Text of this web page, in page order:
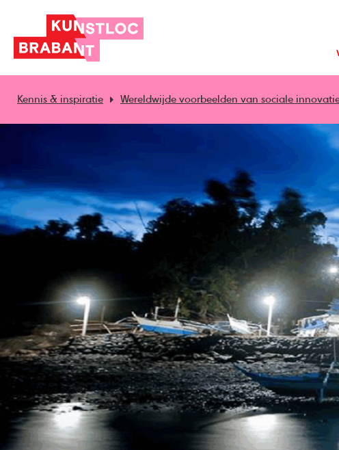
Kennis & inspiratie Wereldwijde voorbeelden van sociale